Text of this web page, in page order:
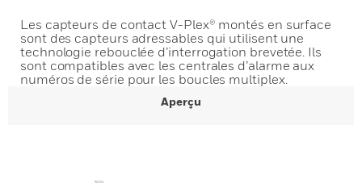
Les capteurs de contact V-Plex® montés en surface
sont des capteurs adressables qui utilisent une
technologie rebouclée d’interrogation brevetée. Ils
sont compatibles avec les centrales d’alarme aux
numéros de série pour les boucles multiplex.
Aperçu